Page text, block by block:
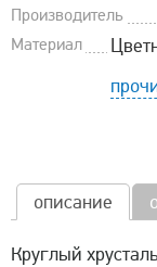
Производитель
Материал
описание
Круглый